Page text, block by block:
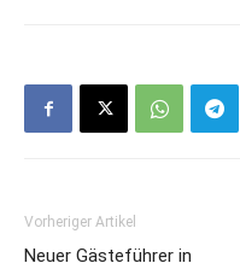
Vorheriger Artikel
Neuer Gästeführer in